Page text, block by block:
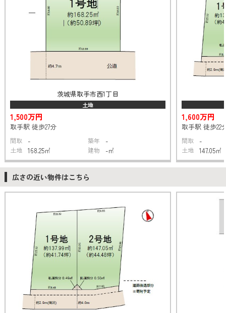
茨城県取手市西1丁目
土地
1,500万円
取手駅 徒歩27分
間取 - 築年 -
土地 168.25㎡ 建物 -㎡
1,600万円
取手駅 徒歩22
間取 -
土地 147.05㎡
広さの近い物件はこちら